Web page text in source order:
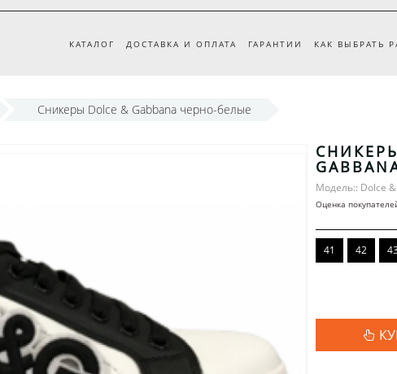
КАТАЛОГ ДОСТАВКА И ОПЛАТА ГАРАНТИИ КАК ВЫБРАТЬ
Сникеры Dolce & Gabbana черно-белые
Модель:: Dolce
Оценка
41 42